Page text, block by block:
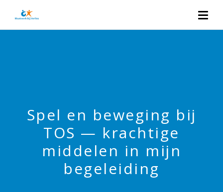
Spel en beweging bij
TOS — krachtige
middelen in mijn
begeleiding